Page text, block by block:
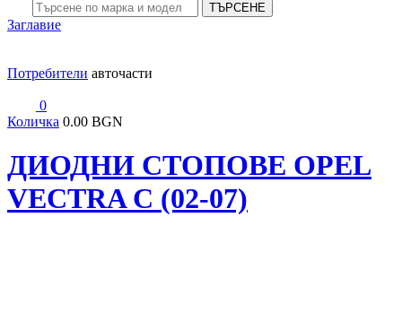
ТЪРСЕНЕ
Заглавие
Потребители авточасти
0
Количка 0.00 BGN
ДИОДНИ СТОПОВЕ OPEL
VECTRA C (02-07)